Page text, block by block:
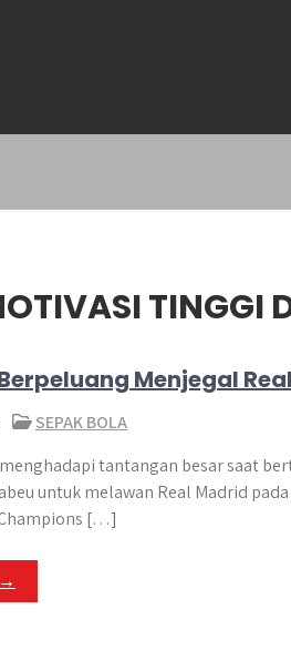
TINGGI
Menjegal
SEPAK BOLA
tantangan besar saat
untuk melawan Real Madrid
[…]